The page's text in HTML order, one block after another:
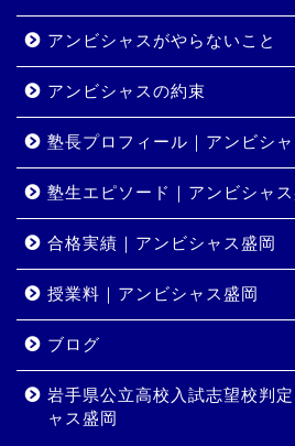
アンビシャスがやらないこと
アンビシャスの約束
塾長プロフィール｜アンビシ
塾生エピソード｜アンビシャ
合格実績｜アンビシャス盛岡
授業料｜アンビシャス盛岡
ブログ
岩手県公立高校入試志望校判
ャス盛岡